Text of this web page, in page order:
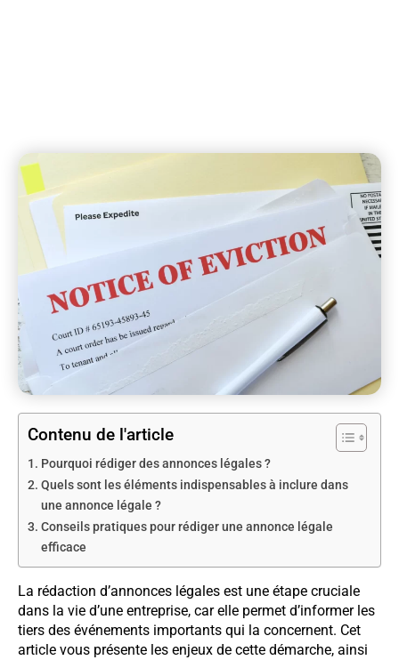
Contenu de l'article
Pourquoi rédiger des annonces légales ?
Quels sont les éléments indispensables à inclure dans
une annonce légale ?
Conseils pratiques pour rédiger une annonce légale
efficace
La rédaction d’annonces légales est une étape cruciale
dans la vie d’une entreprise, car elle permet d’informer les
tiers des événements importants qui la concernent. Cet
article vous présente les enjeux de cette démarche, ainsi